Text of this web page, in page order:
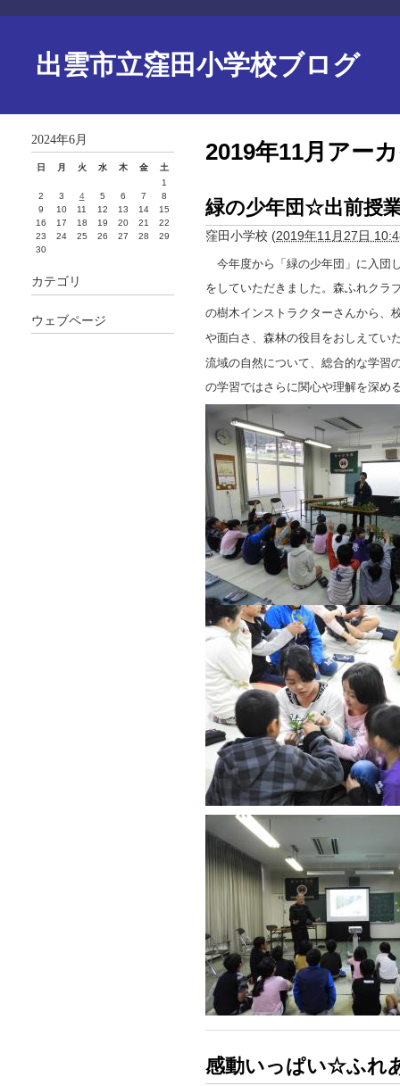
出雲市立窪田小学校ブログ
2019年11月アー
緑の少年団☆出前授
窪田小学校 (2019年11月27日
今年度から「緑の少年団」に入団
をしていただきました。森ふれクラ
の樹木インストラクターさんから、
や面白さ、森林の役目をおしえてい
流域の自然について、総合的な学習
の学習ではさらに関心や理解を深め
感動いっぱい☆ふれ
2024年6月
日 月 火 水 木 金
土
1
2
3 4 5 6 7
8
9
10 11 12 13 14
15
16
17 18 19 20 21
22
23
24 25 26 27 28
29
30
カテゴリ
ウェブページ